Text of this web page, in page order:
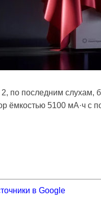
по последним слухам,
ёмкостью 5100 мА·ч с
в Google